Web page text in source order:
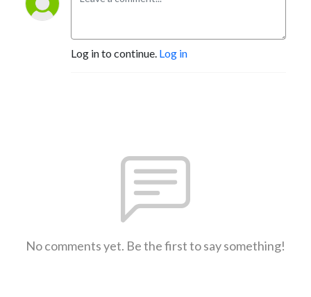
Log in to continue. Log in
No comments yet. Be the first to say something!